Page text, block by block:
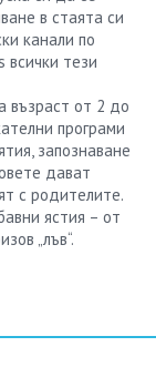
в стаята си
канали по
тези
възраст от 2 до
програми
запознаване
дават
с родителите.
ястия – от
„лъв“.